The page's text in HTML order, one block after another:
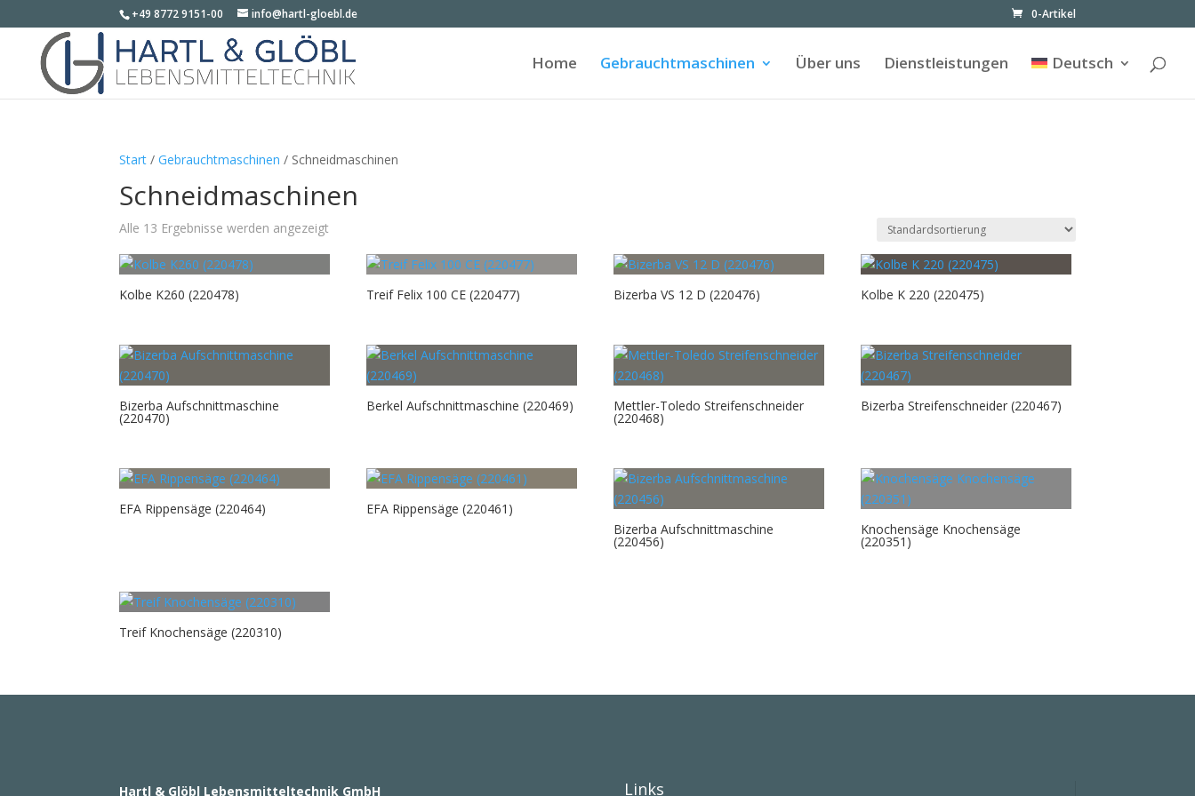
+49 8772 9151-00 info@hartl-gloebl.de 0-Artikel
Home Gebrauchtmaschinen Über uns Dienstleistungen Deutsch
Start /Gebrauchtmaschinen / Schneidmaschinen
Schneidmaschinen
Alle 13 Ergebnisse werden angezeigt
Kolbe K260 (220478) Treif Felix 100 CE (220477) Bizerba VS 12 D (220476) Kolbe K 220 (220475)
Bizerba Aufschnittmaschine
(220470)
Berkel Aufschnittmaschine (220469) Mettler-Toledo Streifenschneider
(220468)
Bizerba Streifenschneider (220467)
EFA Rippensäge (220464)
EFA Rippensäge (220461)
Bizerba Aufschnittmaschine
(220456)
Knochensäge Knochensäge
(220351)
Treif Knochensäge (220310)
Hartl & Glöbl Lebensmitteltechnik GmbH Links